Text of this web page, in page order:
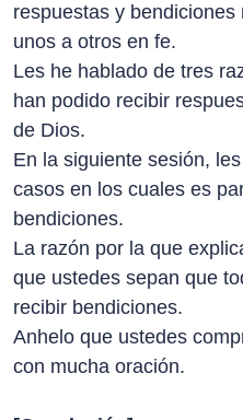
respuestas y
unos a otros en fe.
Les he hablado de tres
han podido recibir
de Dios.
En la siguiente sesión,
casos en los cuales es
bendiciones.
La razón por la que
que ustedes sepan que
recibir bendiciones.
Anhelo que ustedes
con mucha oración.